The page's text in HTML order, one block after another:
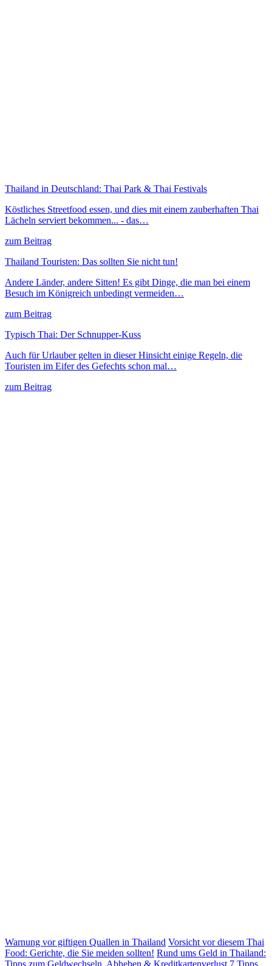
Thailand in Deutschland: Thai Park & Thai Festivals
Köstliches Streetfood essen, und dies mit einem zauberhaften Thai
Lächeln serviert bekommen... - das…
zum Beitrag
Thailand Touristen: Das sollten Sie nicht tun!
Andere Länder, andere Sitten! Es gibt Dinge, die man bei einem
Besuch im Königreich unbedingt vermeiden…
zum Beitrag
Typisch Thai: Der Schnupper-Kuss
Auch für Urlauber gelten in dieser Hinsicht einige Regeln, die
Touristen im Eifer des Gefechts schon mal…
zum Beitrag
Warnung vor giftigen Quallen in Thailand Vorsicht vor diesem Thai
Food: Gerichte, die Sie meiden sollten! Rund ums Geld in Thailand:
Tipps zum Geldwechseln, Abheben & Kreditkartenverlust 7 Tipps